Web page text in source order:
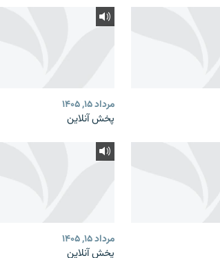
مرداد ۱۵, ۱۴۰۵
پخش آنلاین
مرداد ۱۵, ۱۴۰۵
پخش آنلاین